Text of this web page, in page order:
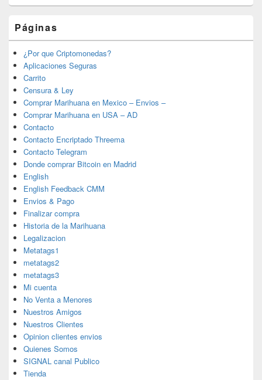
Páginas
¿Por que Criptomonedas?
Aplicaciones Seguras
Carrito
Censura & Ley
Comprar Marihuana en Mexico – Envios –
Comprar Marihuana en USA – AD
Contacto
Contacto Encriptado Threema
Contacto Telegram
Donde comprar Bitcoin en Madrid
English
English Feedback CMM
Envios & Pago
Finalizar compra
Historia de la Marihuana
Legalizacion
Metatags1
metatags2
metatags3
Mi cuenta
No Venta a Menores
Nuestros Amigos
Nuestros Clientes
Opinion clientes envios
Quienes Somos
SIGNAL canal Publico
Tienda